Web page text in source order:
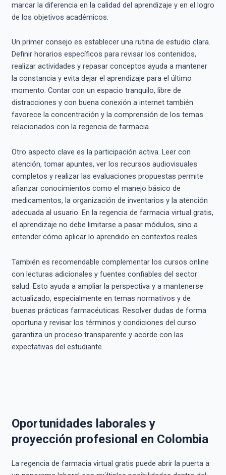
marcar la diferencia en la calidad del aprendizaje y en el logro
de los objetivos académicos.
Un primer consejo es establecer una rutina de estudio clara.
Definir horarios específicos para revisar los contenidos,
realizar actividades y repasar conceptos ayuda a mantener
la constancia y evita dejar el aprendizaje para el último
momento. Contar con un espacio tranquilo, libre de
distracciones y con buena conexión a internet también
favorece la concentración y la comprensión de los temas
relacionados con la regencia de farmacia.
Otro aspecto clave es la participación activa. Leer con
atención, tomar apuntes, ver los recursos audiovisuales
completos y realizar las evaluaciones propuestas permite
afianzar conocimientos como el manejo básico de
medicamentos, la organización de inventarios y la atención
adecuada al usuario. En la regencia de farmacia virtual gratis,
el aprendizaje no debe limitarse a pasar módulos, sino a
entender cómo aplicar lo aprendido en contextos reales.
También es recomendable complementar los cursos online
con lecturas adicionales y fuentes confiables del sector
salud. Esto ayuda a ampliar la perspectiva y a mantenerse
actualizado, especialmente en temas normativos y de
buenas prácticas farmacéuticas. Resolver dudas de forma
oportuna y revisar los términos y condiciones del curso
garantiza un proceso transparente y acorde con las
expectativas del estudiante.
Oportunidades laborales y
proyección profesional en Colombia
La regencia de farmacia virtual gratis puede abrir la puerta a